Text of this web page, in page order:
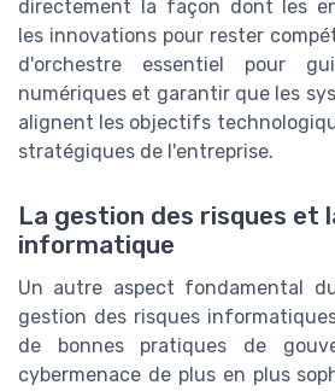
directement la façon dont les
les innovations pour rester
d'orchestre essentiel pour
numériques et garantir que les
alignent les objectifs
stratégiques de l'entreprise.
La gestion des risques et
informatique
Un autre aspect fondamental
gestion des risques
de bonnes pratiques de
cybermenace de plus en plus